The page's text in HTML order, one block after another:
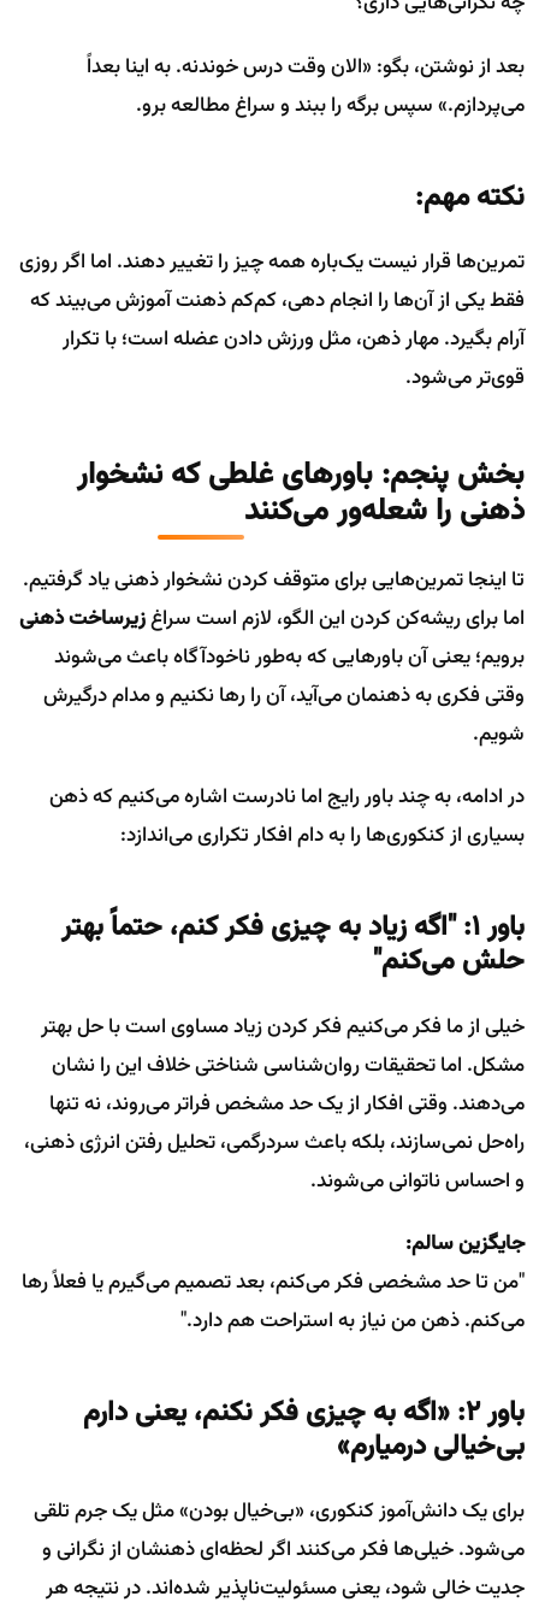
بعد از نوشتن، بگو: «الان وقت درس خوندنه. به اینا بعداً
می‌پردازم.» سپس برگه را ببند و سراغ مطالعه برو.
نکته مهم:
تمرین‌ها قرار نیست یک‌باره همه چیز را تغییر دهند. اما اگر روزی
فقط یکی از آن‌ها را انجام دهی، کم‌کم ذهنت آموزش می‌بیند که
آرام بگیرد. مهار ذهن، مثل ورزش دادن عضله است؛ با تکرار
قوی‌تر می‌شود.
بخش پنجم: باورهای غلطی که نشخوار
ذهنی را شعله‌ور می‌کنند
تا اینجا تمرین‌هایی برای متوقف کردن نشخوار ذهنی یاد گرفتیم.
اما برای ریشه‌کن کردن این الگو، لازم است سراغزیرساخت ذهنی‌
برویم؛ یعنی آن باورهایی که به‌طور ناخودآگاه باعث می‌شوند
وقتی فکری به ذهنمان می‌آید، آن را رها نکنیم و مدام درگیرش
شویم.
در ادامه، به چند باور رایج اما نادرست اشاره می‌کنیم که ذهن
بسیاری از کنکوری‌ها را به دام افکار تکراری می‌اندازد:
باور ۱: "اگه زیاد به چیزی فکر کنم، حتماً بهتر
حلش می‌کنم"
خیلی از ما فکر می‌کنیم فکر کردن زیاد مساوی است با حل بهتر
مشکل. اما تحقیقات روان‌شناسی شناختی خلاف این را نشان
می‌دهند. وقتی افکار از یک حد مشخص فراتر می‌روند، نه تنها
راه‌حل نمی‌سازند، بلکه باعث سردرگمی، تحلیل رفتن انرژی ذهنی،
و احساس ناتوانی می‌شوند.
جایگزین سالم:
"من تا حد مشخصی فکر می‌کنم، بعد تصمیم می‌گیرم یا فعلاً رها
می‌کنم. ذهن من نیاز به استراحت هم دارد."
باور ۲: «اگه به چیزی فکر نکنم، یعنی دارم
بی‌خیالی درمیارم»
برای یک دانش‌آموز کنکوری، «بی‌خیال بودن» مثل یک جرم تلقی
می‌شود. خیلی‌ها فکر می‌کنند اگر لحظه‌ای ذهنشان از نگرانی و
جدیت خالی شود، یعنی مسئولیت‌ناپذیر شده‌اند. در نتیجه هر